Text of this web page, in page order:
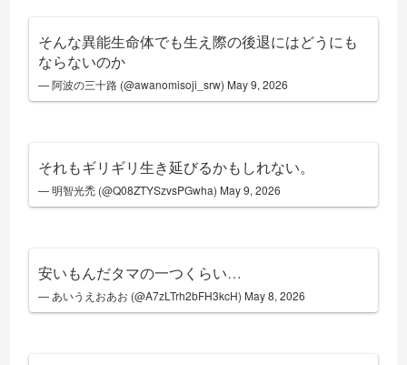
そんな異能生命体でも生え際の後退にはどうにも
ならないのか
— 阿波の三十路 (@awanomisoji_srw) May 9, 2026
それもギリギリ生き延びるかもしれない。
— 明智光禿 (@Q08ZTYSzvsPGwha) May 9, 2026
安いもんだタマの一つくらい…
— あいうえおあお (@A7zLTrh2bFH3kcH) May 8, 2026